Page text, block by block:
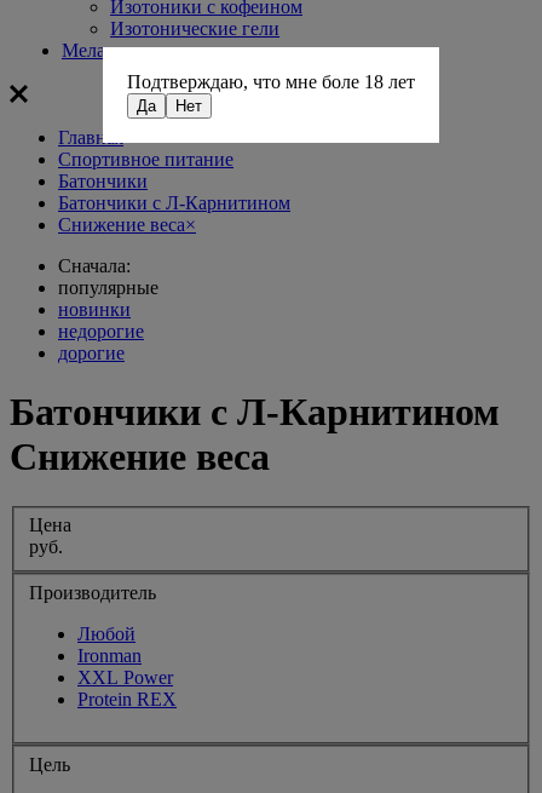
Изотоники с кофеином
Изотонические гели
Мелатонин
Главная
Спортивное питание
Батончики
Батончики с Л-Карнитином
Снижение веса×
Сначала:
популярные
новинки
недорогие
дорогие
Батончики с Л-Карнитином
Снижение веса
Цена
руб.
Производитель
Любой
Ironman
XXL Power
Protein REX
Цель
Подтверждаю, что мне боле 18 лет
Да Нет